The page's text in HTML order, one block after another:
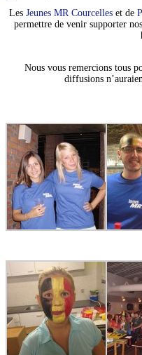
Les Jeunes MR Courcelles et de
permettre de venir supporter
Nous vous remercions tous
diffusions